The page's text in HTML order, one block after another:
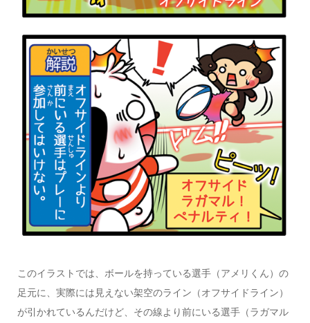
このイラストでは、ボールを持っている選手（アメリくん）の
足元に、実際には見えない架空のライン（オフサイドライン）
が引かれているんだけど、その線より前にいる選手（ラガマル